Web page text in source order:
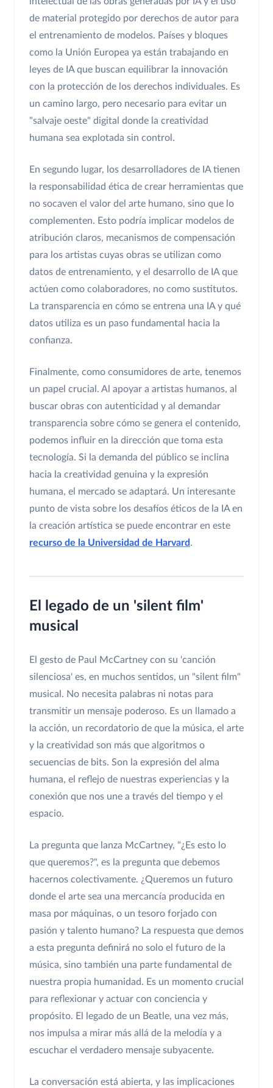
de material protegido por derechos de autor para
el entrenamiento de modelos. Países y bloques
como la Unión Europea ya están trabajando en
leyes de IA que buscan equilibrar la innovación
con la protección de los derechos individuales. Es
un camino largo, pero necesario para evitar un
"salvaje oeste" digital donde la creatividad
humana sea explotada sin control.
En segundo lugar, los desarrolladores de IA tienen
la responsabilidad ética de crear herramientas que
no socaven el valor del arte humano, sino que lo
complementen. Esto podría implicar modelos de
atribución claros, mecanismos de compensación
para los artistas cuyas obras se utilizan como
datos de entrenamiento, y el desarrollo de IA que
actúen como colaboradores, no como sustitutos.
La transparencia en cómo se entrena una IA y qué
datos utiliza es un paso fundamental hacia la
confianza.
Finalmente, como consumidores de arte, tenemos
un papel crucial. Al apoyar a artistas humanos, al
buscar obras con autenticidad y al demandar
transparencia sobre cómo se genera el contenido,
podemos influir en la dirección que toma esta
tecnología. Si la demanda del público se inclina
hacia la creatividad genuina y la expresión
humana, el mercado se adaptará. Un interesante
punto de vista sobre los desafíos éticos de la IA en
la creación artística se puede encontrar en este
recurso de la Universidad de Harvard .
El legado de un 'silent film'
musical
El gesto de Paul McCartney con su 'canción
silenciosa' es, en muchos sentidos, un "silent film"
musical. No necesita palabras ni notas para
transmitir un mensaje poderoso. Es un llamado a
la acción, un recordatorio de que la música, el arte
y la creatividad son más que algoritmos o
secuencias de bits. Son la expresión del alma
humana, el reflejo de nuestras experiencias y la
conexión que nos une a través del tiempo y el
espacio.
La pregunta que lanza McCartney, "¿Es esto lo
que queremos?", es la pregunta que debemos
hacernos colectivamente. ¿Queremos un futuro
donde el arte sea una mercancía producida en
masa por máquinas, o un tesoro forjado con
pasión y talento humano? La respuesta que demos
a esta pregunta definirá no solo el futuro de la
música, sino también una parte fundamental de
nuestra propia humanidad. Es un momento crucial
para reflexionar y actuar con conciencia y
propósito. El legado de un Beatle, una vez más,
nos impulsa a mirar más allá de la melodía y a
escuchar el verdadero mensaje subyacente.
La conversación está abierta, y las implicaciones